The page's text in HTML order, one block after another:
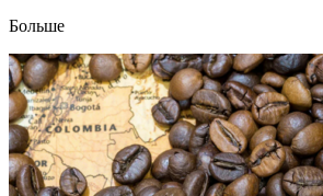
Больше